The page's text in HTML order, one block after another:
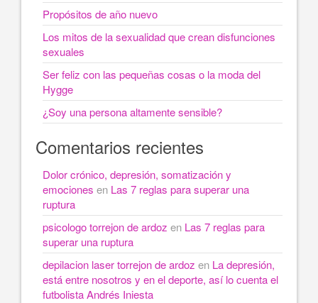
Propósitos de año nuevo
Los mitos de la sexualidad que crean disfunciones
sexuales
Ser feliz con las pequeñas cosas o la moda del
Hygge
¿Soy una persona altamente sensible?
Comentarios recientes
Dolor crónico, depresión, somatización y
emociones en Las 7 reglas para superar una
ruptura
psicologo torrejon de ardoz en Las 7 reglas para
superar una ruptura
depilacion laser torrejon de ardoz en La depresión,
está entre nosotros y en el deporte, así lo cuenta el
futbolista Andrés Iniesta